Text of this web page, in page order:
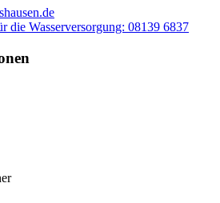
die Wasserversorgung: 08139 6837